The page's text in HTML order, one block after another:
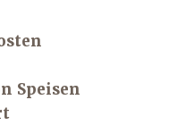
Speisen